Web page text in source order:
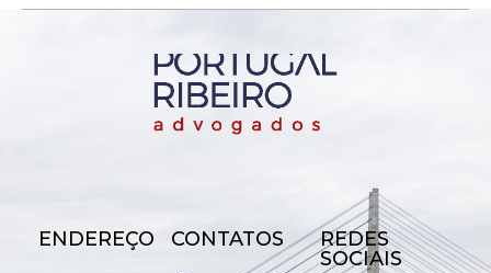
ENDEREÇO CONTATOS
REDES
SOCIAIS